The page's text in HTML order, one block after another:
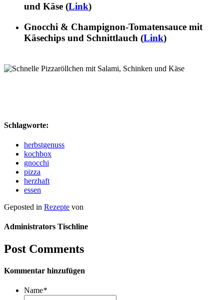
und Käse (Link)
Gnocchi & Champignon-Tomatensauce mit
Käsechips und Schnittlauch (Link)
Schlagworte:
herbstgenuss
kochbox
gnocchi
pizza
herzhaft
essen
Geposted in Rezepte von
Administrators Tischline
Post Comments
Kommentar hinzufügen
Name*